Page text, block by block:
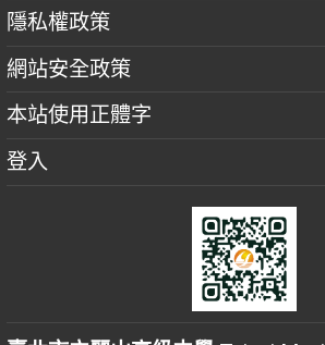
隱私權政策
網站安全政策
本站使用正體字
登入